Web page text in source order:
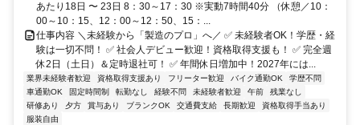
あたり18日 〜 23日 8：30～17：30 ※実動7時間40分 （休憩／10：
00～10：15、12：00～12：50、15：...
仕事内容 ＼未経験から「製造のプロ」へ／ ✅ 未経験者OK！学歴・経
験は一切不問！ ✅ 社会人デビュー歓迎！資格取得支援も！ ✅ 完全週
休2日（土日）＆定時退社可！ ✅ 年間休日増加中！2027年には...
業界未経験者歓迎 資格取得支援あり フリーター歓迎 バイク通勤OK
学歴不問
車通勤OK
固定時間制 転勤なし 経験不問 未経験者歓迎 午前
残業なし
研修あり
夕方 賞与あり ブランクOK 交通費支給 長期歓迎
資格取得手当あり
服装自由